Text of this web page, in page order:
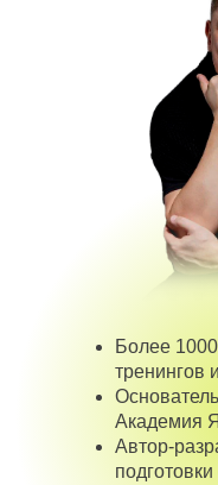
Более
тренингов
Академия
Автор-